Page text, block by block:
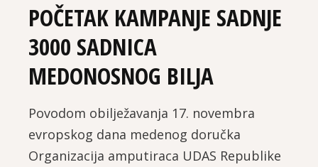
POČETAK KAMPANJE SADNJE
3000 SADNICA
MEDONOSNOG BILJA
Povodom obilježavanja 17. novembra
evropskog dana medenog doručka
Organizacija amputiraca UDAS Republike